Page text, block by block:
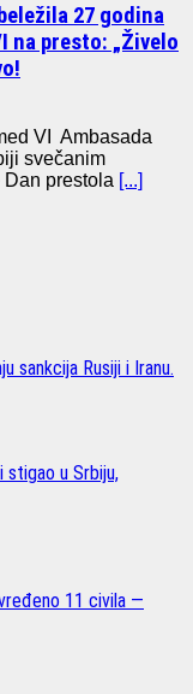
27 godina
na presto: „Živelo
VI Ambasada
svečanim
prestola [...]
sankcija Rusiji i Iranu.
stigao u Srbiju,
11 civila —